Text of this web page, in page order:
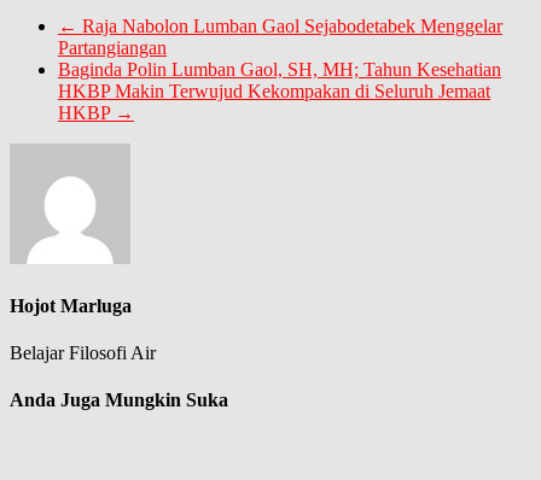
← Raja Nabolon Lumban Gaol Sejabodetabek Menggelar
Partangiangan
Baginda Polin Lumban Gaol, SH, MH; Tahun Kesehatian
HKBP Makin Terwujud Kekompakan di Seluruh Jemaat
HKBP →
Hojot Marluga
Belajar Filosofi Air
Anda Juga Mungkin Suka